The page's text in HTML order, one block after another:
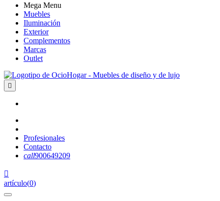
Mega Menu
Muebles
Iluminación
Exterior
Complementos
Marcas
Outlet

Profesionales
Contacto
call900649209

artículo(0)